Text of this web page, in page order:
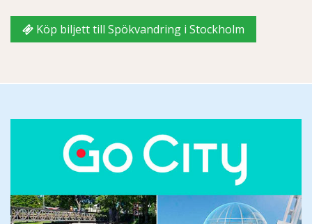
Köp biljett till Spökvandring i Stockholm